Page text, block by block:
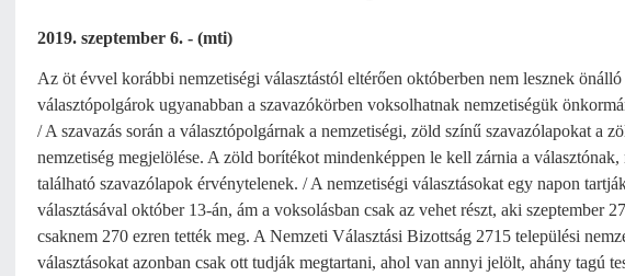
2019. szeptember 6. - (mti)
Az öt évvel korábbi nemzetiségi választástól eltérően októberben nem lesznek
választópolgárok ugyanabban a szavazókörben voksolhatnak nemzetiségük
/ A szavazás során a választópolgárnak a nemzetiségi, zöld színű szavazólapokat a
nemzetiség megjelölése. A zöld borítékot mindenképpen le kell zárnia a
található szavazólapok érvénytelenek. / A nemzetiségi választásokat egy napon
választásával október 13-án, ám a voksolásban csak az vehet részt, aki szeptember
csaknem 270 ezren tették meg. A Nemzeti Választási Bizottság 2715 települési
választásokat azonban csak ott tudják megtartani, ahol van annyi jelölt, ahány tagú